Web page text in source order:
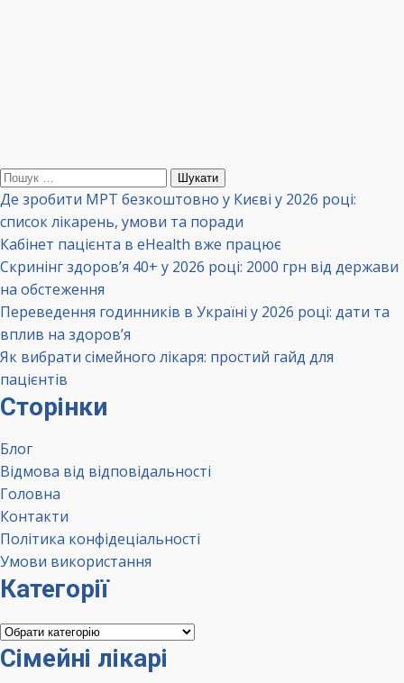
Пошук:
Де зробити МРТ безкоштовно у Києві у 2026 році:
список лікарень, умови та поради
Кабінет пацієнта в eHealth вже працює
Скринінг здоров’я 40+ у 2026 році: 2000 грн від держави
на обстеження
Переведення годинників в Україні у 2026 році: дати та
вплив на здоров’я
Як вибрати сімейного лікаря: простий гайд для
пацієнтів
Сторінки
Блог
Відмова від відповідальності
Головна
Контакти
Політика конфідеціальності
Умови використання
Категорії
Категорії
Сімейні лікарі